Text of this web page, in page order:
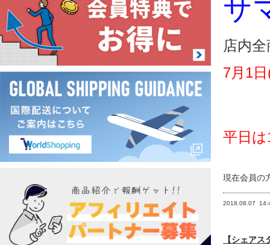
サ
店内
7月1
平日
現在会員の
2018.08.07
【シェア